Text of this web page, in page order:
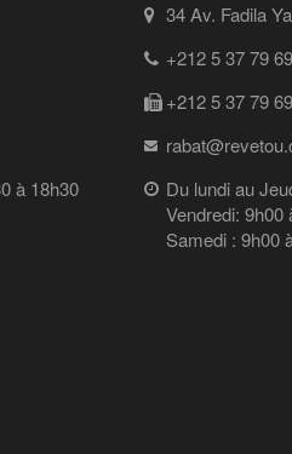
à 18h30
34 Av. Fadila
+212 5 37 79
+212 5 37 79
Du lundi au
Vendredi: 9h00
Samedi : 9h00